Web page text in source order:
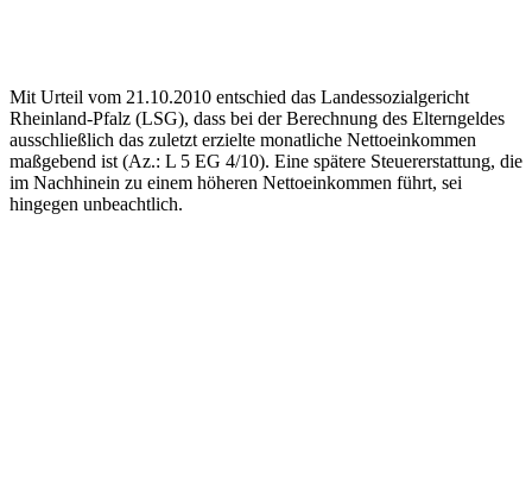
Mit Urteil vom 21.10.2010 entschied das Landessozialgericht
Rheinland-Pfalz (LSG), dass bei der Berechnung des Elterngeldes
ausschließlich das zuletzt erzielte monatliche Nettoeinkommen
maßgebend ist (Az.: L 5 EG 4/10). Eine spätere Steuererstattung, die
im Nachhinein zu einem höheren Nettoeinkommen führt, sei
hingegen unbeachtlich.